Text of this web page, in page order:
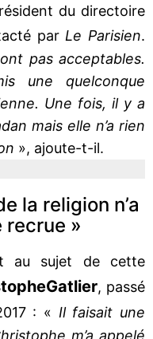
du directoire
parLe Parisien.
pas acceptables.
une quelconque
Une fois, il y a
mais elle n’a rien
», ajoute-t-il.
la religion n’a
recrue »
au sujet de cette
Gatlier, passé
: « Il faisait une
m’a appelé